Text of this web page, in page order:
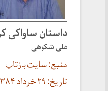
داستان ساواکی
علی شکوهی
منبع: سایت بازتاب
تاریخ: ۲۹ خرداد ۱۳۸۴